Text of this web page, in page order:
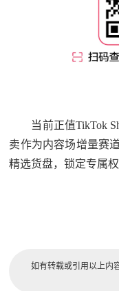
当前正值TikTok
卖作为内容场增量赛
精选货盘，锁定专属
如有转载或引用以上内